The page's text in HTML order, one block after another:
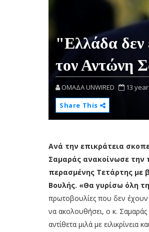
"Ελλάδα δεν
τον Αντώνη
OMAΔΑ UNWIRED 13
Share This
Ανά την επικράτεια
Σαμαράς ανακοίνωσε την
περασμένης Τετάρτης με
Βουλής. «Θα γυρίσω όλη
πρωτοβουλίες που δεν
να ακολουθήσει, ο κ.
αντίθετα μιλά με ειλικρίνεια